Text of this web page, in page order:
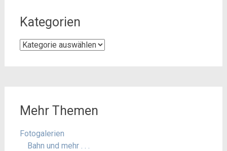
Kategorien
Kategorien
Mehr Themen
Fotogalerien
Bahn und mehr . . .